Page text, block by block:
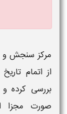
مرکز سنجش و
از اتمام
بررسی کرده
صورت مجزا